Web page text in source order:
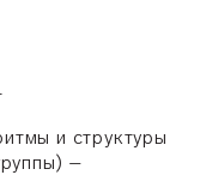
и структуры
–